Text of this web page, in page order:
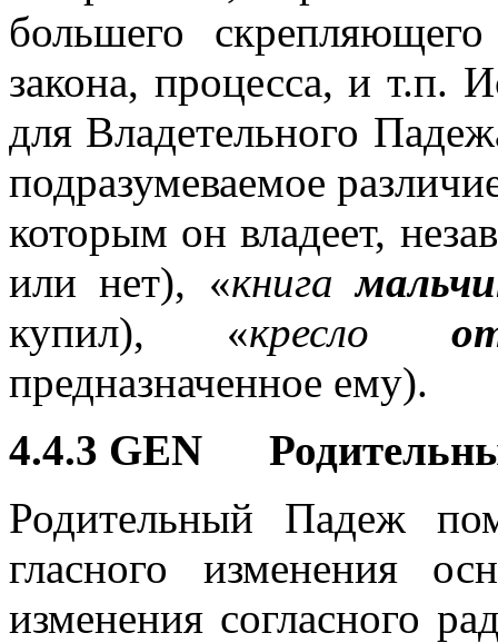
большего
закона, процесса, и т.п.
для Владетельного
подразумеваемое
которым он владеет,
или нет), «книга
купил), «кресло
предназначенное ему).
4.4.3 GEN
Родительный Падеж
гласного изменения
изменения согласного